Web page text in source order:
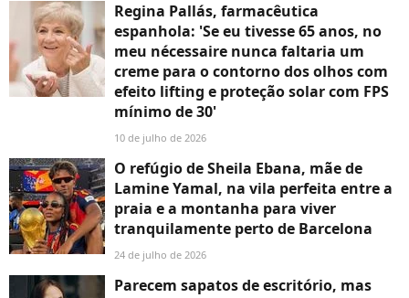
Regina Pallás, farmacêutica
espanhola: 'Se eu tivesse 65 anos, no
meu nécessaire nunca faltaria um
creme para o contorno dos olhos com
efeito lifting e proteção solar com FPS
mínimo de 30'
10 de julho de 2026
O refúgio de Sheila Ebana, mãe de
Lamine Yamal, na vila perfeita entre a
praia e a montanha para viver
tranquilamente perto de Barcelona
24 de julho de 2026
Parecem sapatos de escritório, mas